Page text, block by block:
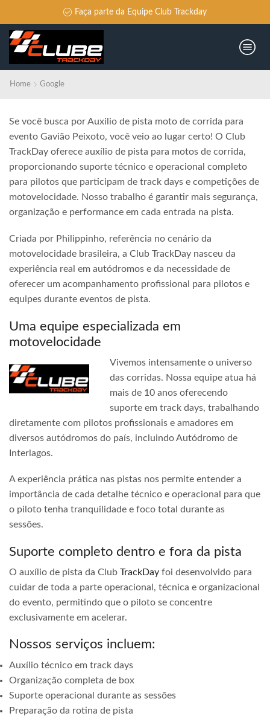
Faça parte da Equipe Club Trackday
Home Google
Se você busca por Auxilio de pista moto de corrida para
evento Gavião Peixoto, você veio ao lugar certo! O Club
TrackDay oferece auxílio de pista para motos de corrida,
proporcionando suporte técnico e operacional completo
para pilotos que participam de track days e competições de
motovelocidade. Nosso trabalho é garantir mais segurança,
organização e performance em cada entrada na pista.
Criada por Philippinho, referência no cenário da
motovelocidade brasileira, a Club TrackDay nasceu da
experiência real em autódromos e da necessidade de
oferecer um acompanhamento profissional para pilotos e
equipes durante eventos de pista.
Uma equipe especializada em
motovelocidade
Vivemos intensamente o universo
das corridas. Nossa equipe atua há
mais de 10 anos oferecendo
suporte em track days, trabalhando
diretamente com pilotos profissionais e amadores em
diversos autódromos do país, incluindo Autódromo de
Interlagos.
A experiência prática nas pistas nos permite entender a
importância de cada detalhe técnico e operacional para que
o piloto tenha tranquilidade e foco total durante as
sessões.
Suporte completo dentro e fora da pista
O auxílio de pista da Club TrackDay foi desenvolvido para
cuidar de toda a parte operacional, técnica e organizacional
do evento, permitindo que o piloto se concentre
exclusivamente em acelerar.
Nossos serviços incluem:
Auxílio técnico em track days
Organização completa de box
Suporte operacional durante as sessões
Preparação da rotina de pista